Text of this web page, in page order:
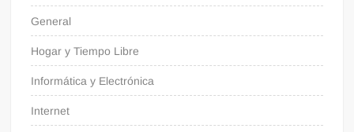
General
Hogar y Tiempo Libre
Informática y Electrónica
Internet